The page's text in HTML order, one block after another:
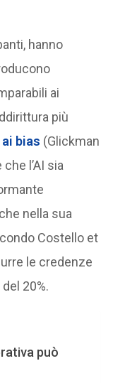
hanno
ai
più
bias (Glickman
l’AI sia
nella sua
Costello et
le credenze
del 20%.
può